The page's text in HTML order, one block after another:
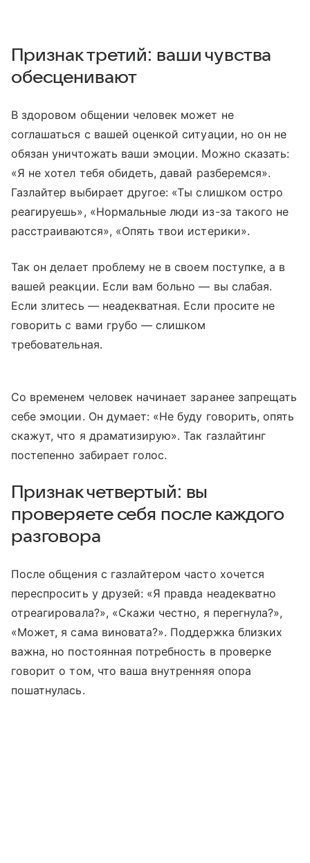
Признак третий: ваши чувства
обесценивают
В здоровом общении человек может не
соглашаться с вашей оценкой ситуации, но он не
обязан уничтожать ваши эмоции. Можно сказать:
«Я не хотел тебя обидеть, давай разберемся».
Газлайтер выбирает другое: «Ты слишком остро
реагируешь», «Нормальные люди из-за такого не
расстраиваются», «Опять твои истерики».
Так он делает проблему не в своем поступке, а в
вашей реакции. Если вам больно — вы слабая.
Если злитесь — неадекватная. Если просите не
говорить с вами грубо — слишком
требовательная.
Со временем человек начинает заранее запрещать
себе эмоции. Он думает: «Не буду говорить, опять
скажут, что я драматизирую». Так газлайтинг
постепенно забирает голос.
Признак четвертый: вы
проверяете себя после каждого
разговора
После общения с газлайтером часто хочется
переспросить у друзей: «Я правда неадекватно
отреагировала?», «Скажи честно, я перегнула?»,
«Может, я сама виновата?». Поддержка близких
важна, но постоянная потребность в проверке
говорит о том, что ваша внутренняя опора
пошатнулась.